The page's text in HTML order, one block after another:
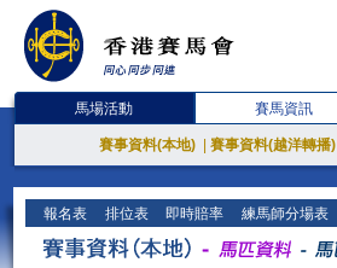
馬場活動 賽馬資訊
賽事資料(本地) 賽事資料(越洋轉播)
報名表 排位表 即時賠率 練馬師分場表